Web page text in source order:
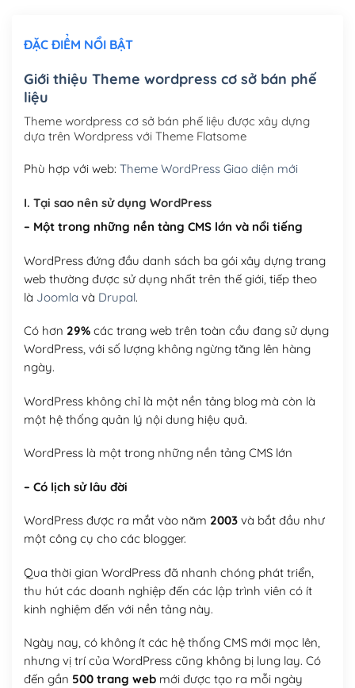
Mua thêm Host + Tên miền
Tên miền quốc tế .com .net .org (1 năm) (+300,000₫)
Hosting 2GB SSD (1 năm)(+450,000₫)
Hosting 3GB SSD (1 năm)(+550,000₫)
Hosting 5GB SSD (1 năm)
Hosting 8GB SSD (1 năm) (+950,000₫)
ĐẶC ĐIỂM NỔI BẬT
Giới thiệu Theme wordpress cơ sở bán phế
liệu
Theme wordpress cơ sở bán phế liệu được xây dựng
dựa trên Wordpress với Theme Flatsome
Phù hợp với web: Theme WordPress Giao diện mới
I. Tại sao nên sử dụng WordPress
– Một trong những nền tảng CMS lớn và nổi tiếng
WordPress đứng đầu danh sách ba gói xây dựng trang
web thường được sử dụng nhất trên thế giới, tiếp theo
là Joomla và Drupal.
Có hơn 29%các trang web trên toàn cầu đang sử dụng
WordPress, với số lượng không ngừng tăng lên hàng
ngày.
WordPress không chỉ là một nền tảng blog mà còn là
một hệ thống quản lý nội dung hiệu quả.
WordPress là một trong những nền tảng CMS lớn
– Có lịch sử lâu đời
WordPress được ra mắt vào năm 2003và bắt đầu như
một công cụ cho các blogger.
Qua thời gian WordPress đã nhanh chóng phát triển,
thu hút các doanh nghiệp đến các lập trình viên có ít
kinh nghiệm đến với nền tảng này.
Ngày nay, có không ít các hệ thống CMS mới mọc lên,
nhưng vị trí của WordPress cũng không bị lung lay. Có
đến gần 500 trang webmới được tạo ra mỗi ngày